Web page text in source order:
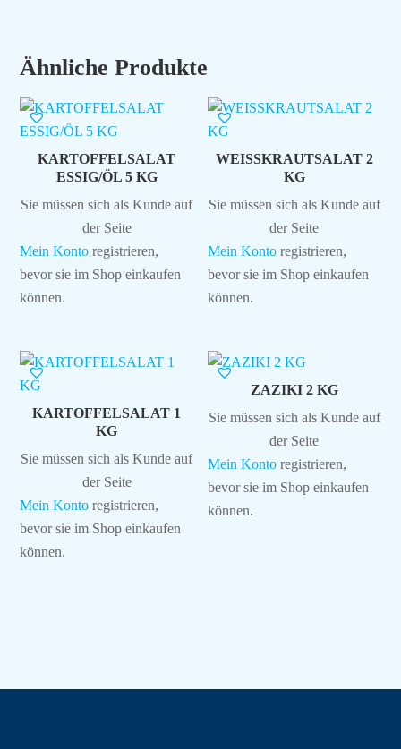
Ähnliche Produkte
KARTOFFELSALAT
ESSIG/ÖL 5 KG
Sie müssen sich als Kunde auf
der Seite
Mein Konto registrieren,
bevor sie im Shop einkaufen
können.
WEISSKRAUTSALAT 2
KG
Sie müssen sich als Kunde auf
der Seite
Mein Konto registrieren,
bevor sie im Shop einkaufen
können.
KARTOFFELSALAT 1
KG
Sie müssen sich als Kunde auf
der Seite
Mein Konto registrieren,
bevor sie im Shop einkaufen
können.
ZAZIKI 2 KG
Sie müssen sich als Kunde auf
der Seite
Mein Konto registrieren,
bevor sie im Shop einkaufen
können.